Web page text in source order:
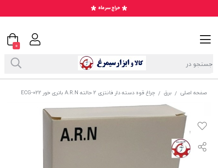
صفحه اصلی / برق / چراغ قوه دسته دار فانتزی 2 حالته A.R.N باتری خور ECG-022
0